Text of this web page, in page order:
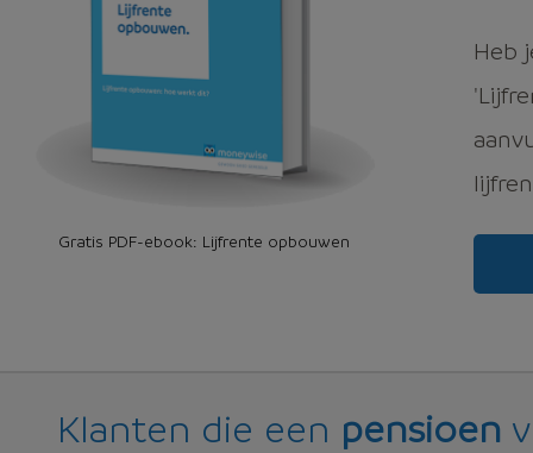
Gratis PDF-ebook: Lijfrente opbouwen
Heb
Klanten die een pensioen